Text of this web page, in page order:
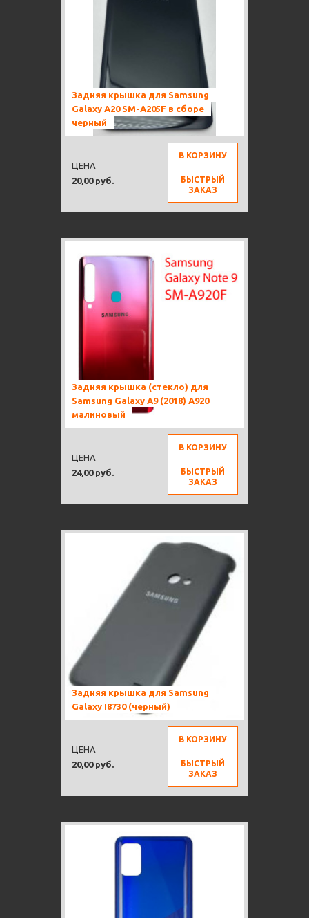
Задняя крышка для Samsung
Galaxy A20 SM-A205F в сборе
черный
20,00 руб.
ЦЕНА
В КОРЗИНУ
БЫСТРЫЙ
ЗАКАЗ
Задняя крышка (стекло) для
Samsung Galaxy A9 (2018) A920
малиновый
24,00 руб.
ЦЕНА
В КОРЗИНУ
БЫСТРЫЙ
ЗАКАЗ
Задняя крышка для Samsung
Galaxy I8730 (черный)
20,00 руб.
ЦЕНА
В КОРЗИНУ
БЫСТРЫЙ
ЗАКАЗ